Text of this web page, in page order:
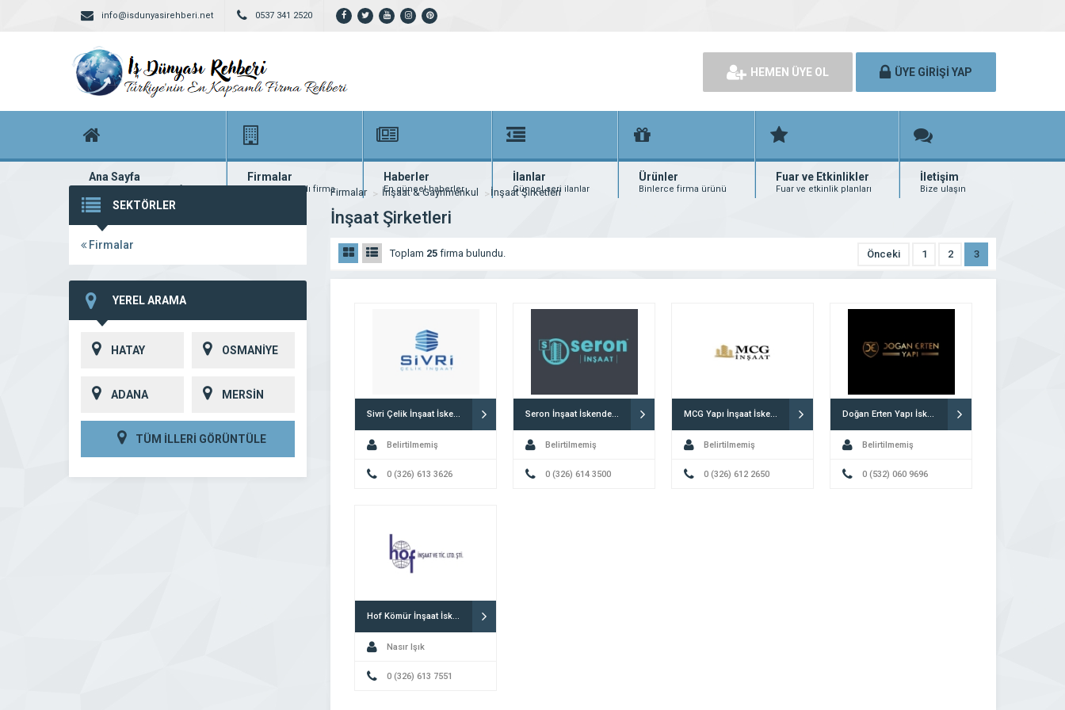
info@isdunyasirehberi.net 0537 341 2520
HEMEN ÜYE OL ÜYE GİRİŞİ YAP
Ana Sayfa
Firma rehberi ana sayfanız
Firmalar
Yüzlerce kayıtlı firma
Haberler
En güncel haberler
İlanlar
Güncel seri ilanlar
Ürünler
Binlerce firma ürünü
Fuar ve Etkinlikler
Fuar ve etkinlik planları
İletişim
Bize ulaşın
SEKTÖRLER
Firmalar
YEREL ARAMA
HATAY OSMANİYE
ADANA MERSİN
TÜM İLLERİ GÖRÜNTÜLE
Firmalar İnşaat & Gayrimenkul İnşaat Şirketleri
İnşaat Şirketleri
Toplam 25 firma bulundu. Önceki 1 2 3
Sivri Çelik İnşaat İskenderun
Belirtilmemiş
0 (326) 613 3626
Seron İnşaat İskenderun
Belirtilmemiş
0 (326) 614 3500
MCG Yapı İnşaat İskenderun
Belirtilmemiş
0 (326) 612 2650
Doğan Erten Yapı İskenderun
Belirtilmemiş
0 (532) 060 9696
Hof Kömür İnşaat İskenderun
Nasır Işık
0 (326) 613 7551